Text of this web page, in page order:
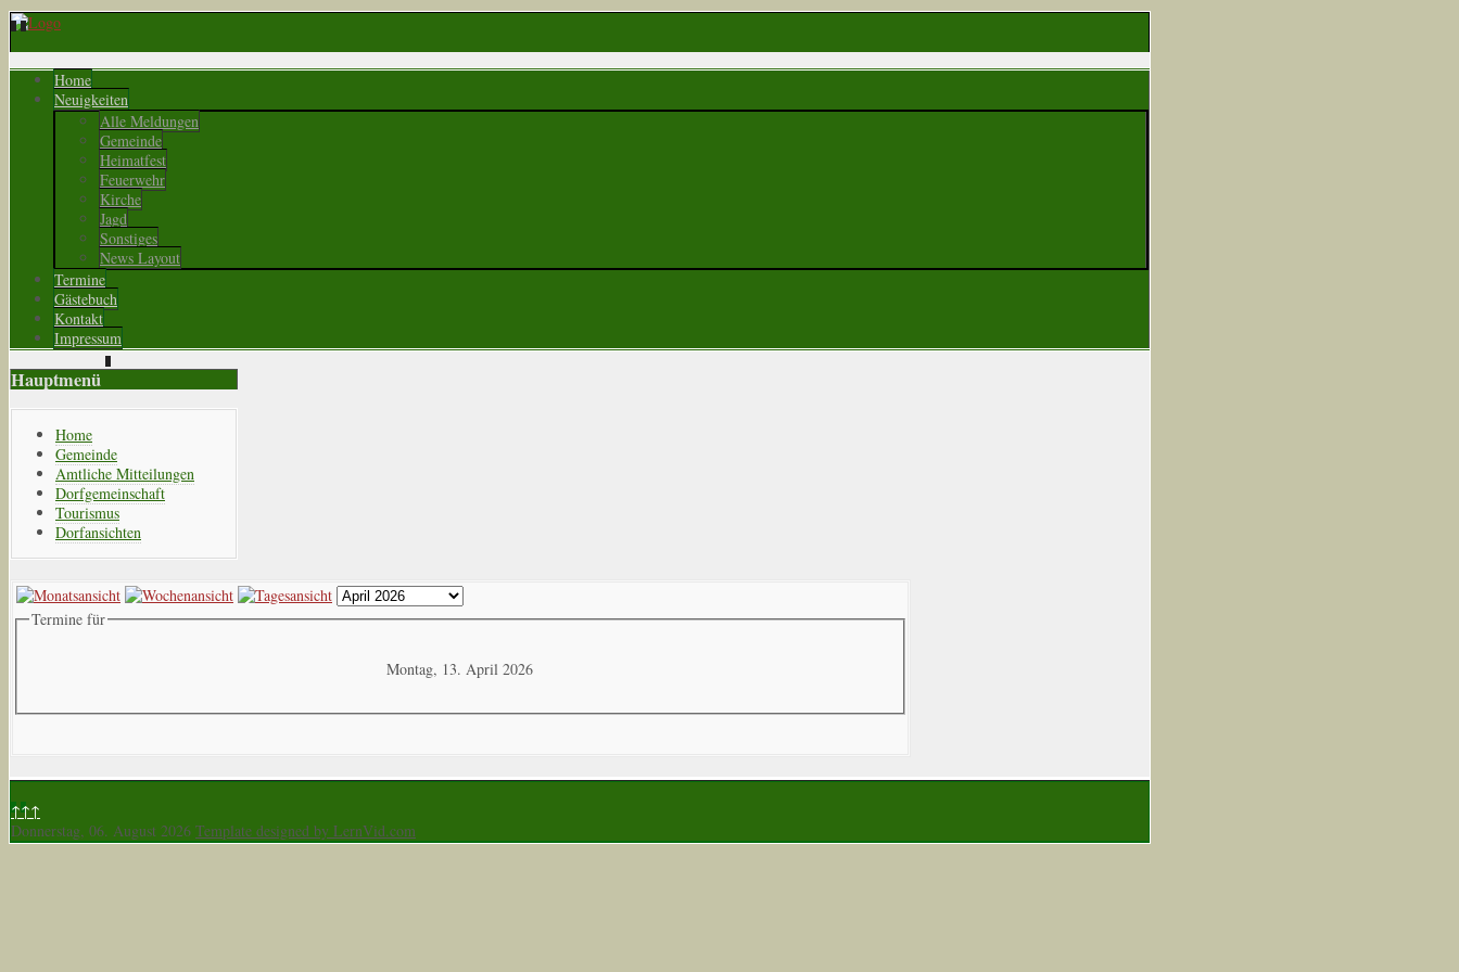
Home
Neuigkeiten
Alle Meldungen
Gemeinde
Heimatfest
Feuerwehr
Kirche
Jagd
Sonstiges
News Layout
Termine
Gästebuch
Kontakt
Impressum
Hauptmenü
Home
Gemeinde
Amtliche Mitteilungen
Dorfgemeinschaft
Tourismus
Dorfansichten
Termine für
Montag, 13. April 2026
↑↑↑
Donnerstag, 06. August 2026 Template designed by LernVid.com